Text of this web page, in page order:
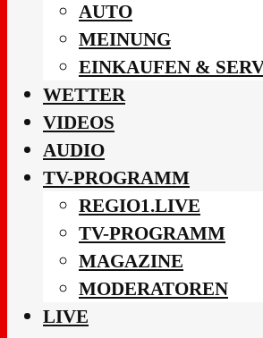
AUTO
MEINUNG
EINKAUFEN &
WETTER
VIDEOS
AUDIO
TV-PROGRAMM
REGIO1.LIVE
TV-PROGRAMM
MAGAZINE
MODERATOREN
LIVE